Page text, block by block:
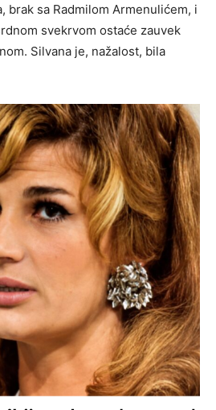
brak sa Radmilom Armenulićem, i
svekrvom ostaće zauvek
Silvana je, nažalost, bila